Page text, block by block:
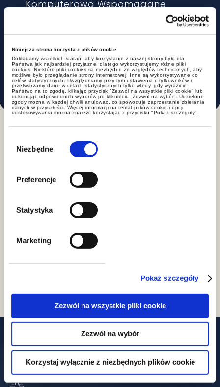
Niniejsza strona korzysta z plików cookie
Dokładamy wszelkich starań, aby korzystanie z naszej strony było dla
Państwa jak najbardziej przyjazne, dlatego wykorzystujemy różne pliki
cookies. Niektóre pliki cookies są niezbędne ze względów technicznych, aby
możliwe było przeglądanie strony internetowej. Inne są wykorzystywane do
celów statystycznych. Uwzględniamy przy tym ustawienia użytkowników i
przetwarzamy dane w celach statystycznych tylko wtedy, gdy wyrazicie
Państwo na to zgodę, klikając przycisk "Zezwól na wszystkie pliki cookie" lub
dokonując odpowiednich wyborów po kliknięciu „Zezwól na wybór”. Udzielone
zgody można w każdej chwili anulować, co spowoduje zaprzestanie zbierania
danych w przyszłości. Więcej informacji na temat plików cookie i opcji
dostosowywania można znaleźć korzystając z przycisku "Pokaż szczegóły".
zgody
Niezbędne
Preferencje
Statystyka
Marketing
Pokaż szczegóły
Zezwól na wszystkie pliki cookie
Zezwól na wybór
Korzystaj wyłącznie z niezbędnych plików cookie
Komputerowo Wspomagane
European Engineering Studies – tytuł
Bachelor of Engineering.
Specjalizacje
IP i nowe technologie
Life science
Nasze biura